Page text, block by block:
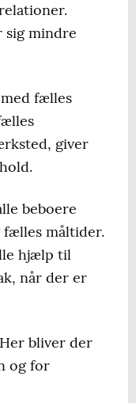
sig mindre
fælles
giver
beboere
måltider.
hjælp til
når der er
bliver der
og for